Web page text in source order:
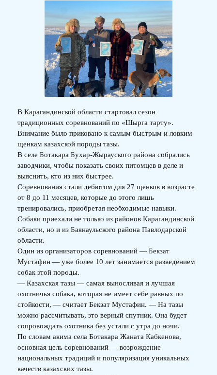
В Карагандинской области стартовал сезон
традиционных соревнований по «Шырга тарту».
Внимание было приковано к самым быстрым и ловким
щенкам казахской породы тазы.
В селе Ботакара Бухар-Жырауского района собрались
заводчики, чтобы показать своих питомцев в деле и
выяснить, кто из них быстрее.
Соревнования стали дебютом для 27 щенков в возрасте
от 8 до 11 месяцев, которые до этого лишь
тренировались, приобретая необходимые навыки.
Собаки приехали не только из районов Карагандинской
области, но и из Баянаульского района Павлодарской
области.
Один из организаторов соревнований — Бекзат
Мустафин — уже более 10 лет занимается разведением
собак этой породы.
— Казахская тазы — самая выносливая и лучшая
охотничья собака, которая не имеет себе равных по
стойкости, — считает Бекзат Мустафин. — На тазы
можно рассчитывать, это верный спутник. Она будет
сопровождать охотника без устали с утра до ночи.
По словам акима села Ботакара Жаната Кабкенова,
основная цель соревнований — возрождение
национальных традиций и популяризация уникальных
качеств казахских тазы.